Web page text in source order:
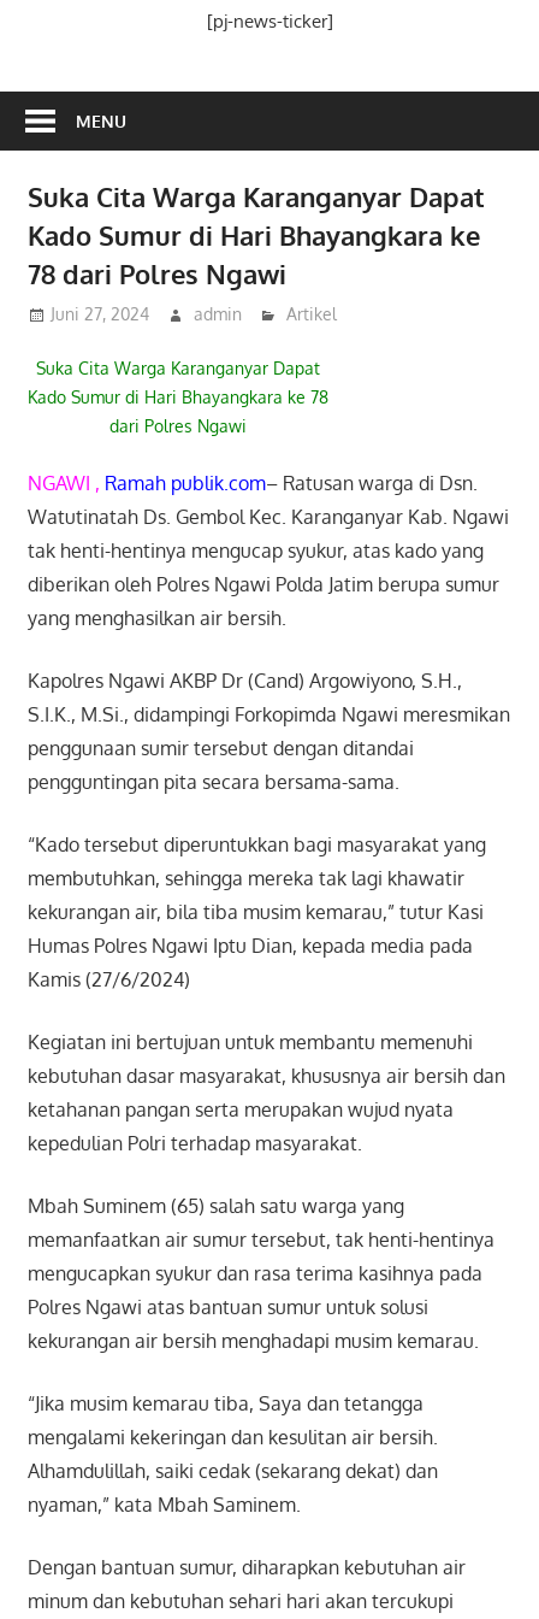
[pj-news-ticker]
MENU
Suka Cita Warga Karanganyar Dapat
Kado Sumur di Hari Bhayangkara ke
78 dari Polres Ngawi
Juni 27, 2024 admin Artikel
Suka Cita Warga Karanganyar Dapat
Kado Sumur di Hari Bhayangkara ke 78
dari Polres Ngawi
NGAWI , Ramah publik.com–Ratusan warga di Dsn.
Watutinatah Ds. Gembol Kec. Karanganyar Kab. Ngawi
tak henti-hentinya mengucap syukur, atas kado yang
diberikan oleh Polres Ngawi Polda Jatim berupa sumur
yang menghasilkan air bersih.
Kapolres Ngawi AKBP Dr (Cand) Argowiyono, S.H.,
S.I.K., M.Si., didampingi Forkopimda Ngawi meresmikan
penggunaan sumir tersebut dengan ditandai
pengguntingan pita secara bersama-sama.
“Kado tersebut diperuntukkan bagi masyarakat yang
membutuhkan, sehingga mereka tak lagi khawatir
kekurangan air, bila tiba musim kemarau,” tutur Kasi
Humas Polres Ngawi Iptu Dian, kepada media pada
Kamis (27/6/2024)
Kegiatan ini bertujuan untuk membantu memenuhi
kebutuhan dasar masyarakat, khususnya air bersih dan
ketahanan pangan serta merupakan wujud nyata
kepedulian Polri terhadap masyarakat.
Mbah Suminem (65) salah satu warga yang
memanfaatkan air sumur tersebut, tak henti-hentinya
mengucapkan syukur dan rasa terima kasihnya pada
Polres Ngawi atas bantuan sumur untuk solusi
kekurangan air bersih menghadapi musim kemarau.
“Jika musim kemarau tiba, Saya dan tetangga
mengalami kekeringan dan kesulitan air bersih.
Alhamdulillah, saiki cedak (sekarang dekat) dan
nyaman,” kata Mbah Saminem.
Dengan bantuan sumur, diharapkan kebutuhan air
minum dan kebutuhan sehari hari akan tercukupi